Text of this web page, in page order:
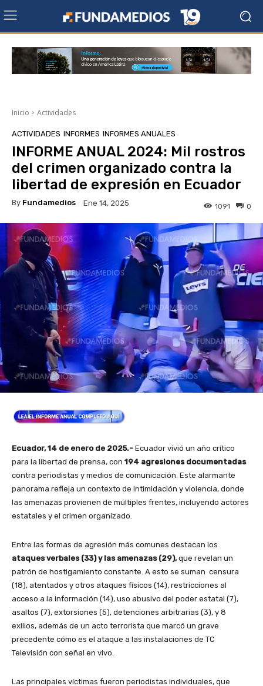
Inicio Actividades
ACTIVIDADES INFORMES INFORMES ANUALES
INFORME ANUAL 2024: Mil rostros
del crimen organizado contra la
libertad de expresión en Ecuador
By Fundamedios Ene 14, 2025 0
1091
Ecuador, 14 de enero de 2025.- Ecuador vivió un año crítico
para la libertad de prensa, con 194 agresiones documentadas
contra periodistas y medios de comunicación. Este alarmante
panorama refleja un contexto de intimidación y violencia, donde
las amenazas provienen de múltiples frentes, incluyendo actores
estatales y el crimen organizado.
Entre las formas de agresión más comunes destacan los
ataques verbales (33) y las amenazas (29),que revelan un
patrón de hostigamiento constante. A esto se suman censura
(18), atentados y otros ataques físicos (14), restricciones al
acceso a la información (14), uso abusivo del poder estatal (7),
asaltos (7), extorsiones (5), detenciones arbitrarias (3), y 8
exilios, además de un acto terrorista que marcó un grave
precedente cómo es el ataque a las instalaciones de TC
Televisión con señal en vivo.
Las principales víctimas fueron periodistas individuales, que